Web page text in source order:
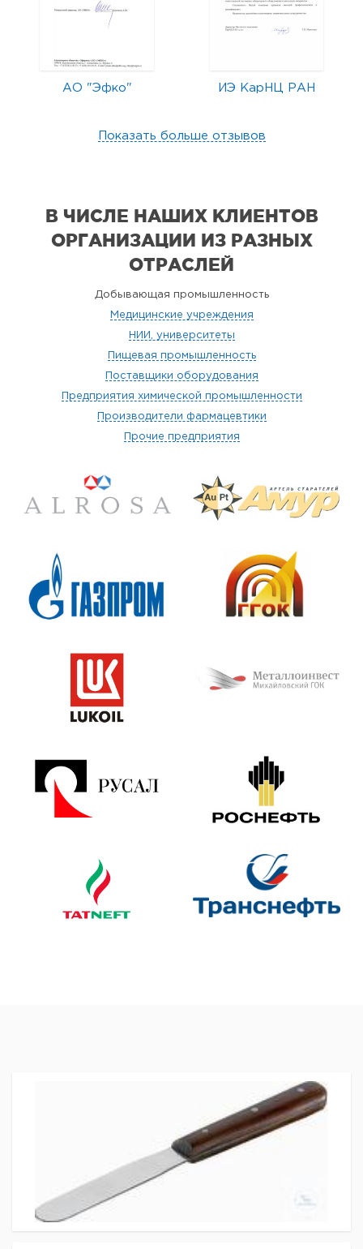
АО "Эфко" ИЭ КарНЦ РАН
Показать больше отзывов
В ЧИСЛЕ НАШИХ КЛИЕНТОВ
ОРГАНИЗАЦИИ ИЗ РАЗНЫХ
ОТРАСЛЕЙ
Добывающая промышленность
Медицинские учреждения
НИИ, университеты
Пищевая промышленность
Поставщики оборудования
Предприятия химической промышленности
Производители фармацевтики
Прочие предприятия